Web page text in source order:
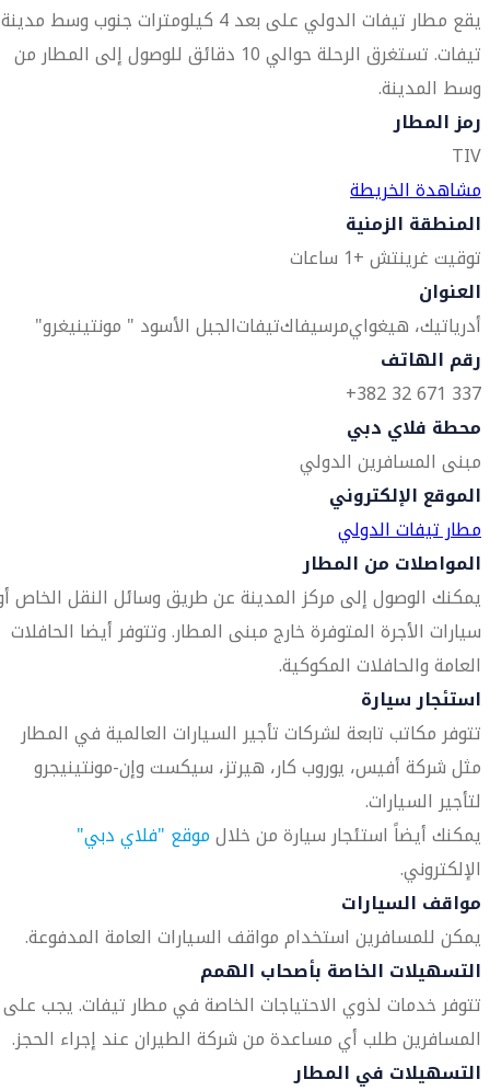
يقع مطار تيفات الدولي على بعد 4 كيلومترات جنوب وسط مدينة
تيفات. تستغرق الرحلة حوالي 10 دقائق للوصول إلى المطار من
وسط المدينة.
رمز المطار
TIV
مشاهدة الخريطة
المنطقة الزمنية
توقيت غرينتش +1 ساعات
العنوان
أدرياتيك، هيغوايمرسيفاكتيفاتالجبل الأسود " مونتينيغرو"
رقم الهاتف
337 671 32 382+
محطة فلاي دبي
مبنى المسافرين الدولي
الموقع الإلكتروني
مطار تيفات الدولي
المواصلات من المطار
يمكنك الوصول إلى مركز المدينة عن طريق وسائل النقل الخاص
سيارات الأجرة المتوفرة خارج مبنى المطار. وتتوفر أيضا الحافلات
العامة والحافلات المكوكية.
استئجار سيارة
تتوفر مكاتب تابعة لشركات تأجير السيارات العالمية في المطار
مثل شركة أفيس، يوروب كار، هيرتز، سيكست وإن-مونتينيجرو
لتأجير السيارات.
يمكنك أيضاً استئجار سيارة من خلالموقع "فلاي دبي"
الإلكتروني.
مواقف السيارات
يمكن للمسافرين استخدام مواقف السيارات العامة المدفوعة.
التسهيلات الخاصة بأصحاب الهمم
تتوفر خدمات لذوي الاحتياجات الخاصة في مطار تيفات. يجب على
المسافرين طلب أي مساعدة من شركة الطيران عند إجراء الحجز.
التسهيلات في المطار